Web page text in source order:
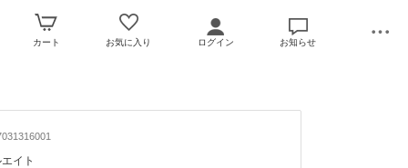
カート お気に入り ログイン お知らせ
イト